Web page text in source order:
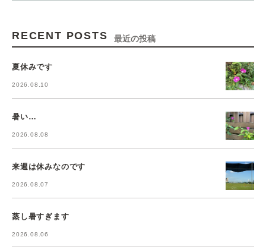
RECENT POSTS 最近の投稿
夏休みです
2026.08.10
暑い…
2026.08.08
来週は休みなのです
2026.08.07
蒸し暑すぎます
2026.08.06